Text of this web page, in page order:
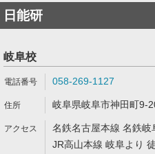
日能研
岐阜校
058-269-1127
岐阜県岐阜市神田町9-
名鉄名古屋本線 名鉄
JR高山本線 岐阜より